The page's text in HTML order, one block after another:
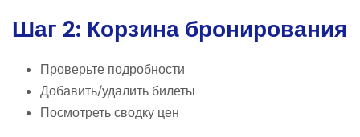
Шаг 2: Корзина бронирования
Проверьте подробности
Добавить/удалить билеты
Посмотреть сводку цен